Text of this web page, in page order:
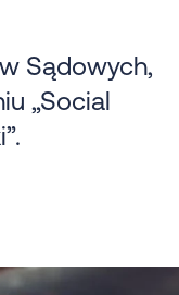
Sądowych,
„Social